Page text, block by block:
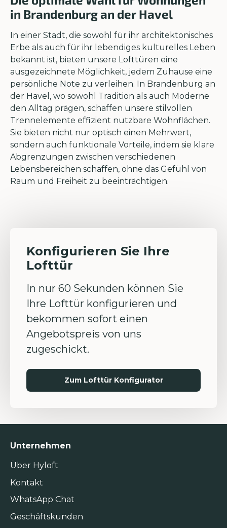
in Brandenburg an der Havel
In einer Stadt, die sowohl für ihr architektonisches
Erbe als auch für ihr lebendiges kulturelles Leben
bekannt ist, bieten unsere Lofttüren eine
ausgezeichnete Möglichkeit, jedem Zuhause eine
persönliche Note zu verleihen. In Brandenburg an
der Havel, wo sowohl Tradition als auch Moderne
den Alltag prägen, schaffen unsere stilvollen
Trennelemente effizient nutzbare Wohnflächen.
Sie bieten nicht nur optisch einen Mehrwert,
sondern auch funktionale Vorteile, indem sie klare
Abgrenzungen zwischen verschiedenen
Lebensbereichen schaffen, ohne das Gefühl von
Raum und Freiheit zu beeinträchtigen.
Konfigurieren Sie Ihre
Lofttür
In nur 60 Sekunden können Sie
Ihre Lofttür konfigurieren und
bekommen sofort einen
Angebotspreis von uns
zugeschickt.
Zum Lofttür Konfigurator
Unternehmen
Über Hyloft
Kontakt
WhatsApp Chat
Geschäftskunden